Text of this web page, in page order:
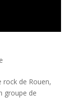
rock de Rouen,
groupe de